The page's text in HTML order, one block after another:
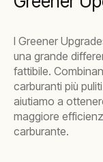
I Greener
una grande
fattibile.
carburanti più
aiutiamo a
maggiore
carburante.